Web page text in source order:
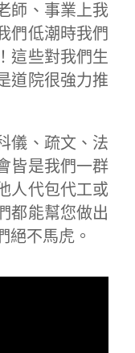
師、事業上我
們低潮時我們
這些對我們生
道院很強力推
儀、疏文、法
皆是我們一群
人代包代工或
都能幫您做出
絕不馬虎。